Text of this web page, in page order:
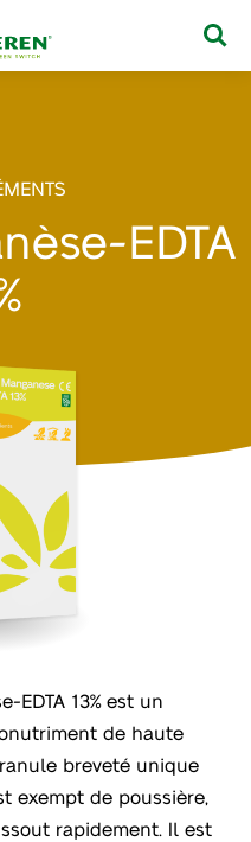
EDTA
EDTA 13% est un
de haute
breveté unique
exempt de poussière,
rapidement. Il est